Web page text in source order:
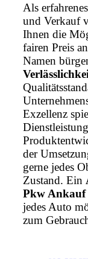
Als
und Verkauf
Ihnen die
fairen Preis
Namen
Exzellenz
der
gerne jedes
Zustand. Ein
Pkw Ankauf
jedes Auto
zum